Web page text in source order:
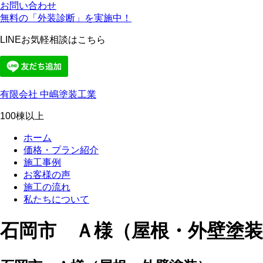
お問い合わせ
無料の「外装診断」を実施中！
LINEお気軽相談はこちら
有限会社 中嶋塗装工業
100棟以上
ホーム
価格・プラン紹介
施工事例
お客様の声
施工の流れ
私たちについて
石岡市 Ａ様（屋根・外壁塗